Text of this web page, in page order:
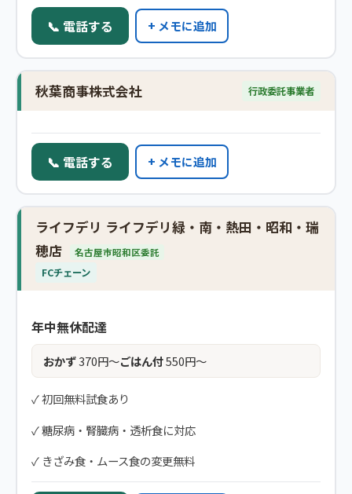
📞 電話する + メモに追加
秋葉商事株式会社 行政委託事業者
📞 電話する + メモに追加
ライフデリ ライフデリ緑・南・熱田・昭和・瑞
穂店
名古屋市昭和区委託
FCチェーン
年中無休配達
おかず370円〜ごはん付550円〜
✓ 初回無料試食あり
✓ 糖尿病・腎臓病・透析食に対応
✓ きざみ食・ムース食の変更無料